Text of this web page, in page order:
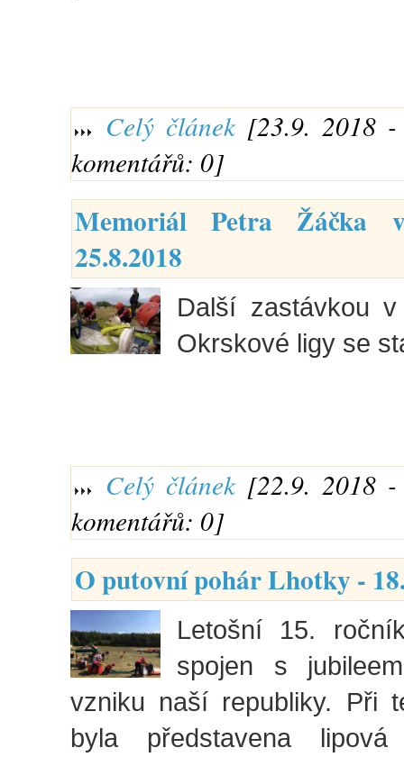
Celý článek[23.9. 2018 -
komentářů: 0]
Memoriál Petra Žáčka
25.8.2018
Další zastávkou
Okrskové ligy se
Celý článek[22.9. 2018 -
komentářů: 0]
O putovní pohár Lhotky -
Letošní 15.
spojen s
vzniku naší republiky. Při
byla představena